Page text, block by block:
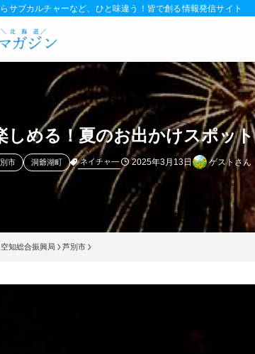
サブカルチャーなど、ひと味違う！皆で創る情報発信サイト
しめる！夏のお出かけスポット
市 洞爺湖町 ネイチャ― 2025年3月13日 ゲストさん
空知総合振興局 芦別市